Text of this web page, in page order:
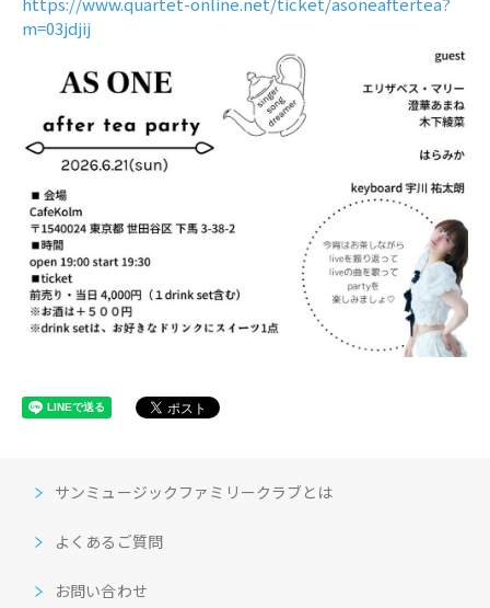
m=03jdjij
サンミュージックファミリークラブとは
よくあるご質問
お問い合わせ